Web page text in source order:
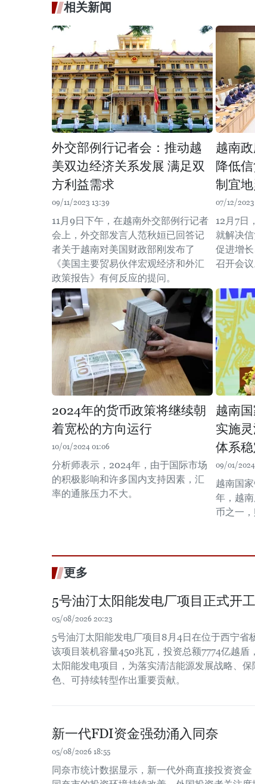
相关新闻
外交部例行记者会：推动越
美双边经济关系发展 满足双
方利益需求
09/11/2023 13:39
11月9日下午，在越南外交部例行记者
会上，外交部发言人范秋姮已回答记
者关于越南对美国财政部刚发布了
《美国主要贸易伙伴宏观经济和外汇
政策报告》有何反应的提问。
越南
降低
制宜
07/12/
12月7日
就解决
促进增
召开会议
2024年的货币政策将继续朝
着宽松的方向运行
10/01/2024 01:06
分析师表示，2024年，由于国际市场
的积极影响和许多国内支持因素，汇
率的通胀压力不大。
越南
实施
体系稳
09/01/
越南国
年，越
币之一，
更多
5号油汀太阳能发电厂项目正式开工
05/08/2026 20:23
5号油汀太阳能发电厂项目8月4日在位于西宁省
该项目装机容量450兆瓦，投资总额7774亿越盾
太阳能发电项目，为落实清洁能源发展战略、
色、可持续转型作出重要贡献。
新一代FDI资金强劲涌入同奈
05/08/2026 18:55
同奈市统计数据显示，新一代外商直接投资资